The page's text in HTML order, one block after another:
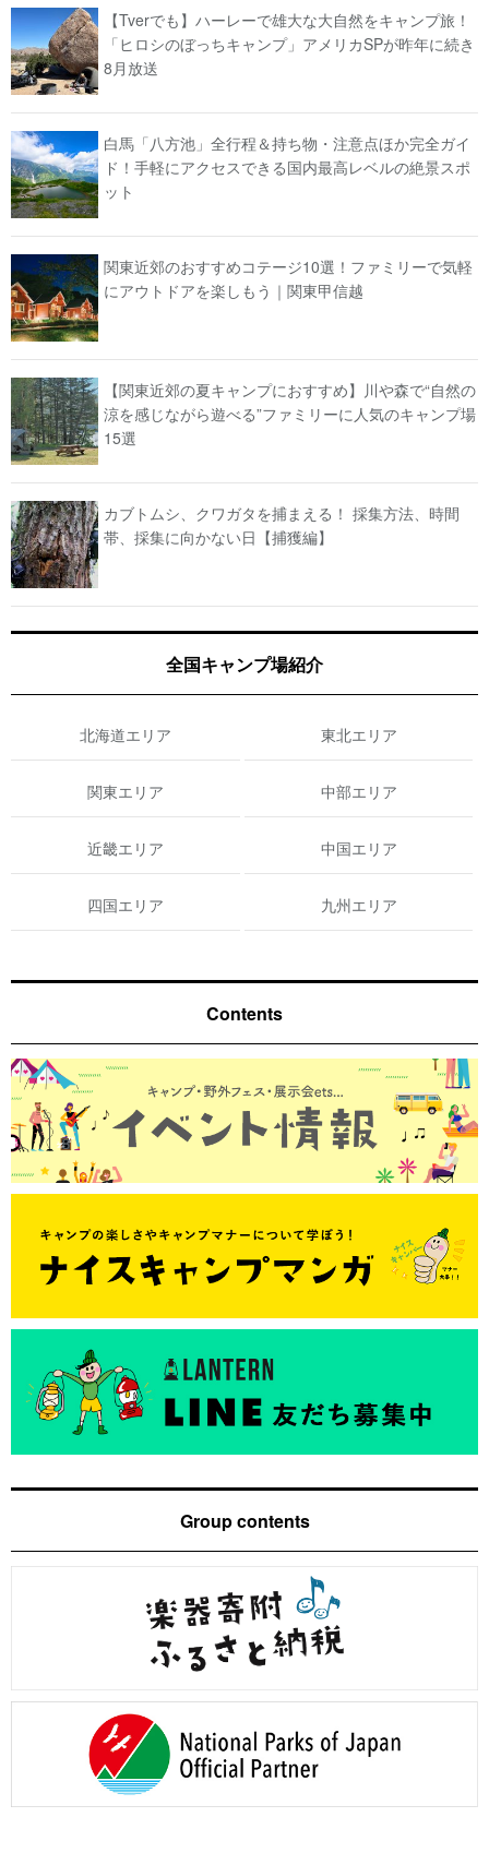
【Tverでも】ハーレーで雄大な大自然をキャンプ旅！
「ヒロシのぼっちキャンプ」アメリカSPが昨年に続き
8月放送
白馬「八方池」全行程＆持ち物・注意点ほか完全ガイ
ド！手軽にアクセスできる国内最高レベルの絶景スポ
ット
関東近郊のおすすめコテージ10選！ファミリーで気軽
にアウトドアを楽しもう｜関東甲信越
【関東近郊の夏キャンプにおすすめ】川や森で“自然の
涼を感じながら遊べる”ファミリーに人気のキャンプ場
15選
カブトムシ、クワガタを捕まえる！ 採集方法、時間
帯、採集に向かない日【捕獲編】
全国キャンプ場紹介
北海道エリア 東北エリア
関東エリア 中部エリア
近畿エリア 中国エリア
四国エリア 九州エリア
Contents
Group contents